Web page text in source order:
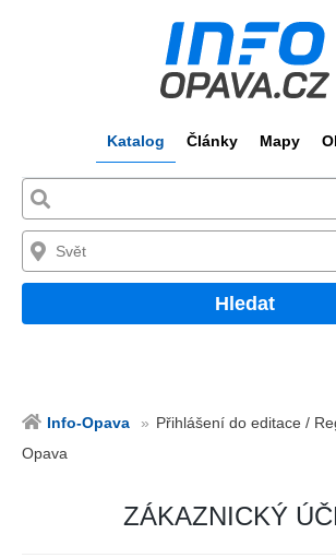
Katalog Články Mapy
Hledat
Info-Opava
Přihlášení do editace /
Opava
ZÁKAZNICKÝ